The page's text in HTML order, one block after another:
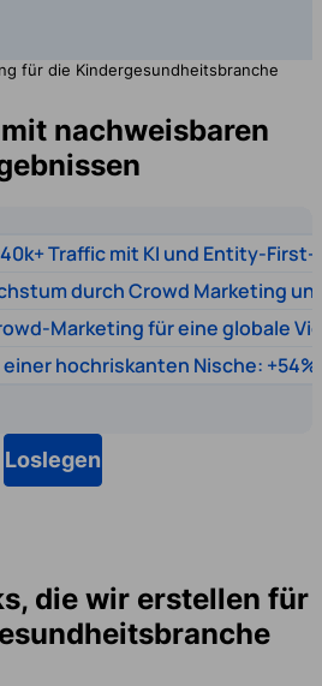
für die Kindergesundheitsbranche
nachweisbaren
Traffic mit KI und Entity-
durch Crowd Marketing
Marketing für eine globale
hochriskanten Nische:
Loslegen
die wir erstellen für